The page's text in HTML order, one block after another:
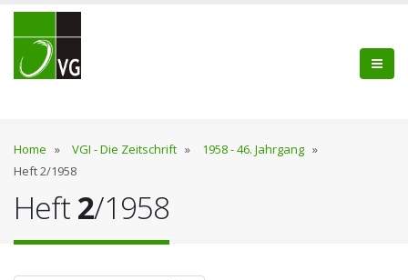
Home » VGI - Die Zeitschrift » 1958 - 46. Jahrgang »
Heft 2/1958
Heft2/1958